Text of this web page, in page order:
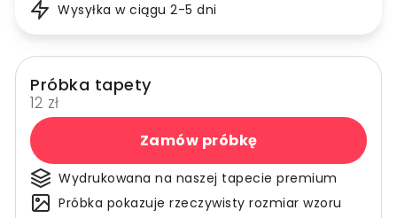
Wysyłka w ciągu 2-5 dni
Próbka tapety
12 zł
Zamów próbkę
Wydrukowana na naszej tapecie premium
Próbka pokazuje rzeczywisty rozmiar wzoru